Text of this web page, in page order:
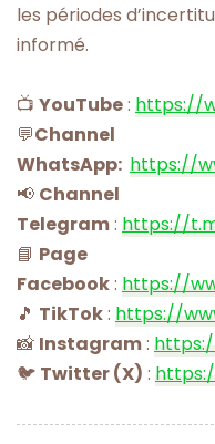
les périodes
informé.
📺 YouTube: https://
💬Channel
WhatsApp: https://
📢 Channel
Telegram: https://
📘 Page
Facebook: https://
🎵 TikTok: https://
📸 Instagram:
🐦 Twitter (X) :